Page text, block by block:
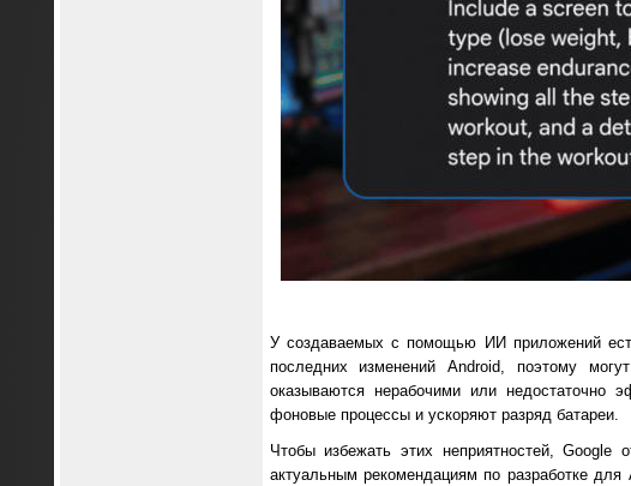
У создаваемых с помощью ИИ приложений
последних изменений Android, поэтому
оказываются нерабочими или недостаточно
фоновые процессы и ускоряют разряд батареи.
Чтобы избежать этих неприятностей,
актуальным рекомендациям по разработке